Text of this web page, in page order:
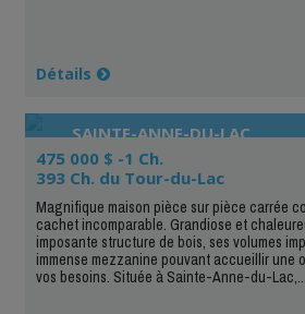
Détails
SAINTE-ANNE-DU-LAC
475 000 $ -1 Ch.
393 Ch. du Tour-du-Lac
Magnifique maison pièce sur pièce carrée
cachet incomparable. Grandiose et
imposante structure de bois, ses volumes
immense mezzanine pouvant accueillir une
vos besoins. Située à Sainte-Anne-du-Lac,...